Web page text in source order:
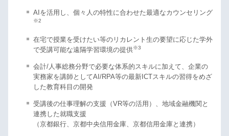
AIを活用し、個々人の特性に合わせた最適なカウンセリング
※2
在宅で授業を受けたい等のリカレント生の要望に応じた学外
で受講可能な遠隔学習環境の提供※3
会計/人事総務分野で必要な体系的スキルに加えて、企業の
実務家を講師としてAI/RPA等の最新ICTスキルの習得をめざ
した教育科目の開発
受講後の仕事理解の支援（VR等の活用）、地域金融機関と
連携した就職支援
（京都銀行、京都中央信用金庫、京都信用金庫と連携）